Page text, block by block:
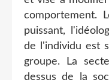
comportement.
puissant,
de l'individu est
groupe. La
dessus de la